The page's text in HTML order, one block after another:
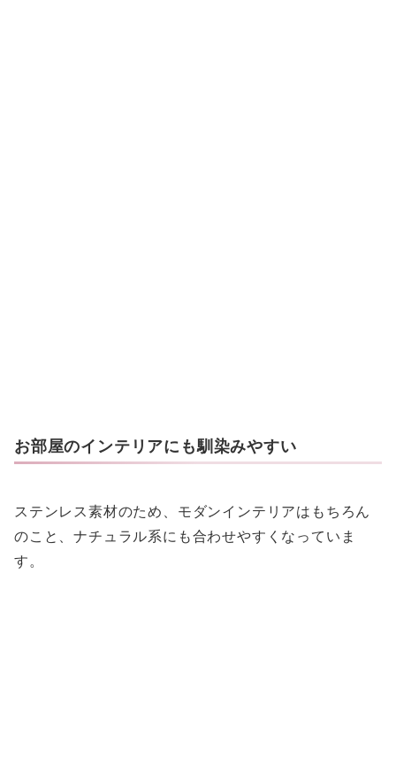
お部屋のインテリアにも馴染みやすい
ステンレス素材のため、モダンインテリアはもちろん
のこと、ナチュラル系にも合わせやすくなっていま
す。